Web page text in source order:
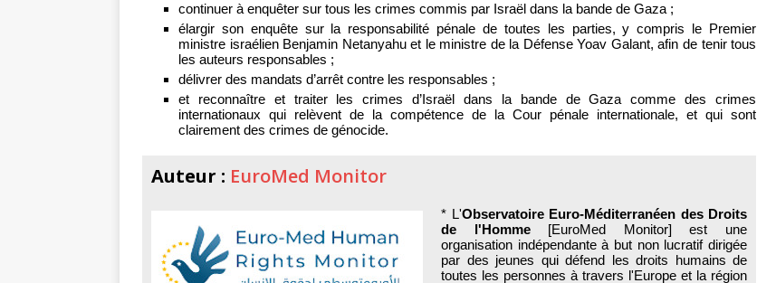
continuer à enquêter sur tous les crimes commis par Israël dans la bande de Gaza ;
élargir son enquête sur la responsabilité pénale de toutes les parties, y compris le Premier
ministre israélien Benjamin Netanyahu et le ministre de la Défense Yoav Galant, afin de tenir tous
les auteurs responsables ;
délivrer des mandats d’arrêt contre les responsables ;
et reconnaître et traiter les crimes d’Israël dans la bande de Gaza comme des crimes
internationaux qui relèvent de la compétence de la Cour pénale internationale, et qui sont
clairement des crimes de génocide.
Auteur : EuroMed Monitor
* L'Observatoire Euro-Méditerranéen des Droits
de l'Homme[EuroMed Monitor] est une
organisation indépendante à but non lucratif dirigée
par des jeunes qui défend les droits humains de
toutes les personnes à travers l'Europe et la région